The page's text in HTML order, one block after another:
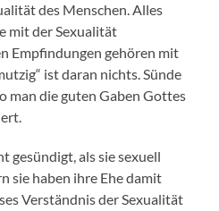
des Menschen. Alles
mit der Sexualität
Empfindungen gehören mit
ist daran nichts. Sünde
man die guten Gaben Gottes
gesündigt, als sie sexuell
sie haben ihre Ehe damit
Verständnis der Sexualität